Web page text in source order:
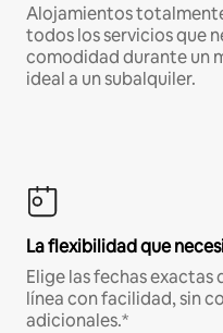
Alojamientos
todos los servicios que
comodidad durante un
ideal a un subalquiler.
La flexibilidad que
Elige las fechas exactas
línea con facilidad, sin
adicionales.*